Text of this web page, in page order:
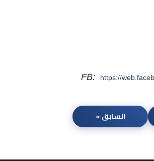
FB: https://
السابق »